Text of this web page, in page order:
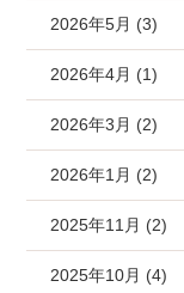
2026年5月 (3)
2026年4月 (1)
2026年3月 (2)
2026年1月 (2)
2025年11月 (2)
2025年10月 (4)